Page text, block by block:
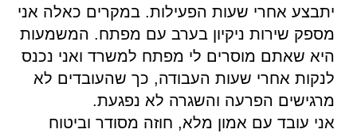
יתבצע אחרי שעות הפעילות. במקרים כאלה אני
מספק שירות ניקיון בערב עם מפתח. המשמעות
היא שאתם מוסרים לי מפתח למשרד ואני נכנס
לנקות אחרי שעות העבודה, כך שהעובדים לא
מרגישים הפרעה והשגרה לא נפגעת.
אני עובד עם אמון מלא, חוזה מסודר וביטוח